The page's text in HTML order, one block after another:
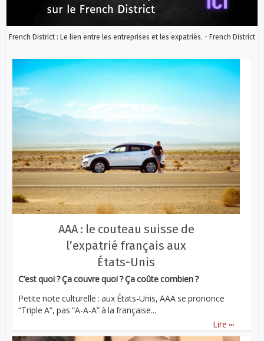
French District : Le lien entre les entreprises et les expatriés. - French District
AAA : le couteau suisse de
l’expatrié français aux
États-Unis
C’est quoi ? Ça couvre quoi ? Ça coûte combien ?
Petite note culturelle : aux États-Unis, AAA se prononce
“Triple A“, pas “A-A-A” à la française...
Lire ...